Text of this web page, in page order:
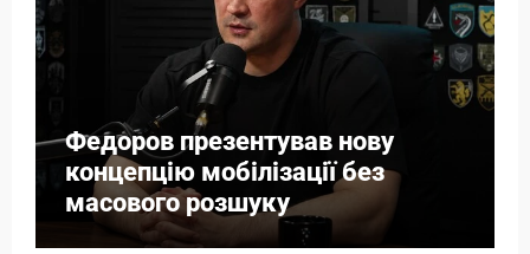
Федоров презентував нову
концепцію мобілізації без
масового розшуку